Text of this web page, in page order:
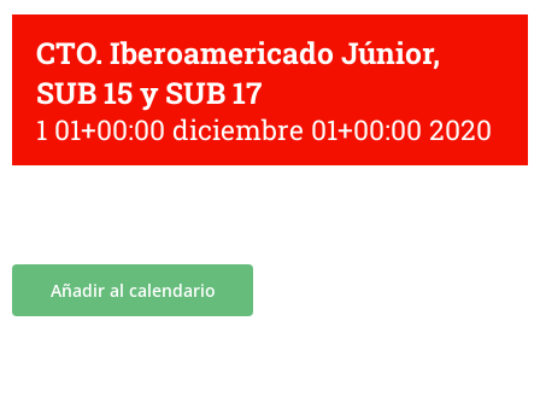
CTO. Iberoamericado Júnior,
SUB 15 y SUB 17
1 01+00:00 diciembre 01+00:00 2020
Añadir al calendario